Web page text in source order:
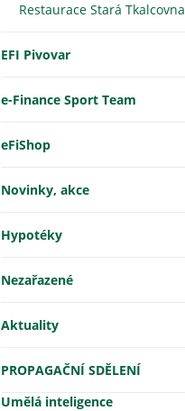
Restaurace Stará Tkalcovna
EFI Pivovar
e-Finance Sport Team
eFiShop
Novinky, akce
Hypotéky
Nezařazené
Aktuality
PROPAGAČNÍ SDĚLENÍ
Umělá inteligence